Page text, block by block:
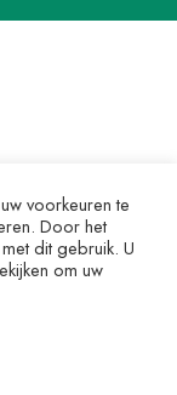
voorkeuren te
Door het
dit gebruik. U
om uw